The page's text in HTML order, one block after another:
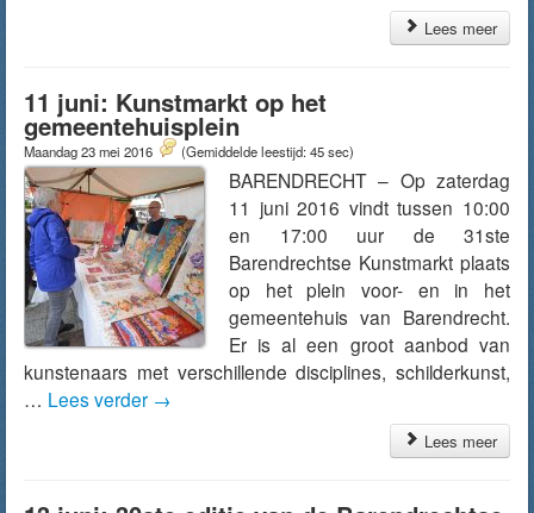
Lees meer
11 juni: Kunstmarkt op het
gemeentehuisplein
Maandag 23 mei 2016 (Gemiddelde leestijd: 45 sec)
BARENDRECHT – Op zaterdag
11 juni 2016 vindt tussen 10:00
en 17:00 uur de 31ste
Barendrechtse Kunstmarkt plaats
op het plein voor- en in het
gemeentehuis van Barendrecht.
Er is al een groot aanbod van
kunstenaars met verschillende disciplines, schilderkunst,
… Lees verder →
Lees meer